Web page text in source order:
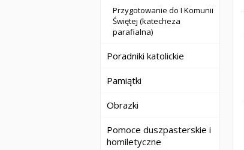
Przygotowanie do I Komunii
Świętej (katecheza
parafialna)
Poradniki katolickie
Pamiątki
Obrazki
Pomoce duszpasterskie i
homiletyczne